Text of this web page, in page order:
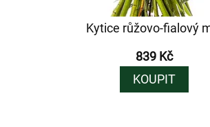
Kytice růžovo-fialový
839 Kč
KOUPIT